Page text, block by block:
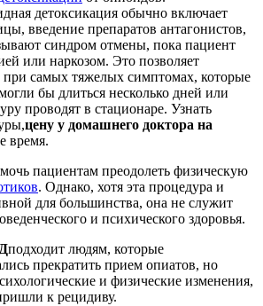
детоксикация обычно включает
введение препаратов антагонистов,
синдром отмены, пока пациент
или наркозом. Это позволяет
при самых тяжелых симптомах, которые
бы длиться несколько дней или
проводят в стационаре. Узнать
цену у домашнего доктора на
время.
пациентам преодолеть физическую
. Однако, хотя эта процедура и
для большинства, она не служит
и психического здоровья.
подходит людям, которые
прекратить прием опиатов, но
и физические изменения,
к рецидиву.